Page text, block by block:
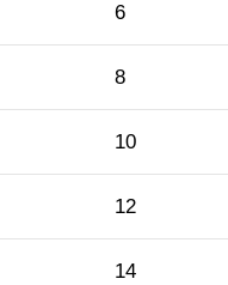
6
8
10
12
14